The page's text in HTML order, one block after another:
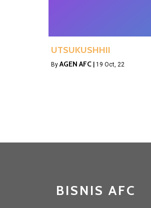
UTSUKUSHHII
ByAGEN AFC 19 Oct, 22
BISNIS AFC